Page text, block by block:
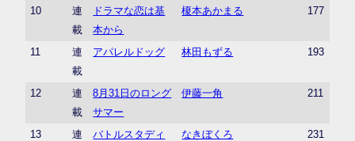
10
連
載
ドラマな恋は基
本から
榎本あかまる 177
11
連
載
アパレルドッグ 林田もずる 193
12
連
載
8月31日のロング
サマー
伊藤一角 211
13
連
バトルスタディ
なきぼくろ 231